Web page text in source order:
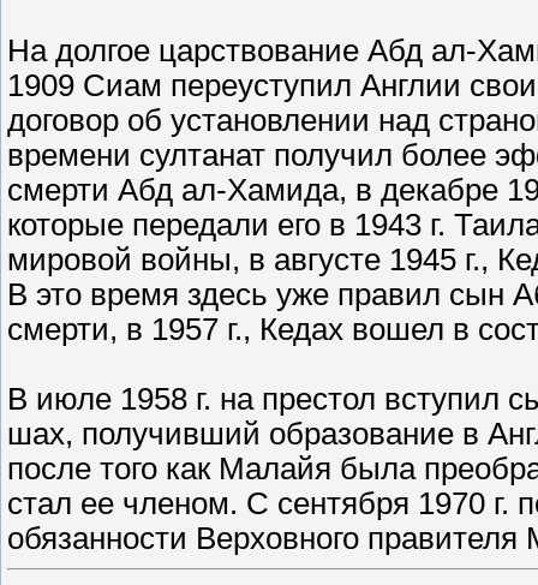
На долгое царствование Абд ал-
1909 Сиам переуступил Англии
договор об установлении над
времени султанат получил более
смерти Абд ал-Хамида, в декабре
которые передали его в 1943 г.
мировой войны, в августе 1945 г.,
В это время здесь уже правил сын
смерти, в 1957 г., Кедах вошел в
В июле 1958 г. на престол
шах, получивший образование в
после того как Малайя была
стал ее членом. С сентября 1970 г.
обязанности Верховного